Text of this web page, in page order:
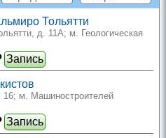
Тольятти
д. 11А; м. Геологическая
Запись
16; м. Машиностроителей
Запись